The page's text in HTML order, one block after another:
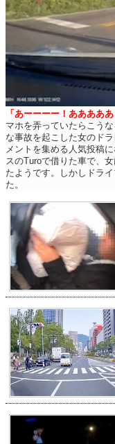
「あーーーー！ああああ
マホを弄っていたらこう
な事故を起こした女のド
メントを集める人気投稿
スのTuroで借りた車で、
たようです。しかしドラ
た。